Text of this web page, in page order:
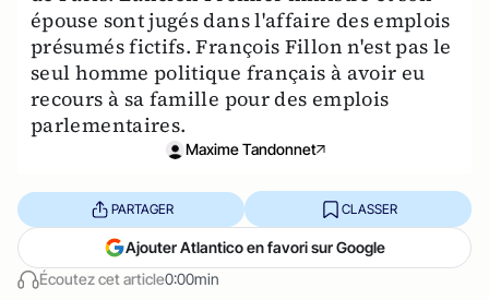
épouse sont jugés dans l'affaire des emplois
présumés fictifs. François Fillon n'est pas le
seul homme politique français à avoir eu
recours à sa famille pour des emplois
parlementaires.
Maxime Tandonnet
Écoutez cet article0:00min
PARTAGER CLASSER
Ajouter Atlantico en favori sur Google